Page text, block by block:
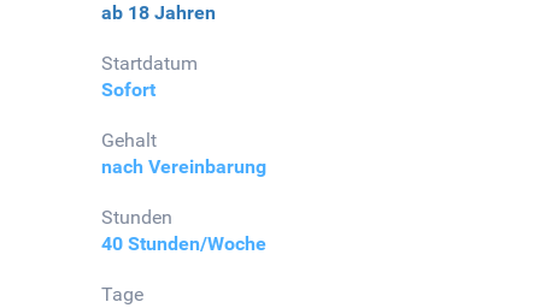
ab 18 Jahren
Startdatum
Sofort
Gehalt
nach Vereinbarung
Stunden
40 Stunden/Woche
Tage